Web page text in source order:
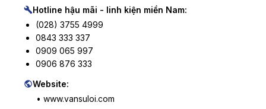
Hotline hậu mãi - linh kiện miền Nam:
(028) 3755 4999
0843 333 337
0909 065 997
0906 876 333
Website:
• www.vansuloi.com